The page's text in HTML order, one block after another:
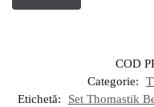
COD
Categorie:
Etichetă:
Set Thomastik